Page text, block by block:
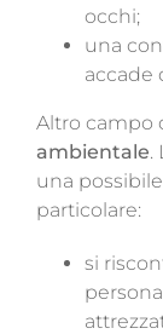
occhi;
una
accade
Altro campo
ambientale.
una
particolare:
si